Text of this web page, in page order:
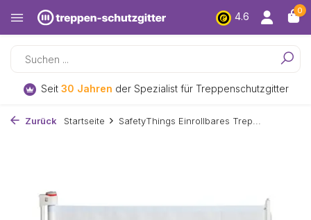
4.6
0
KostenloserVersand und Rückversand*
Zurück Startseite SafetyThings Einrollbares Trep...